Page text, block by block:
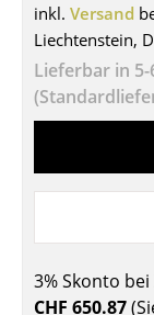
Couchtische
Sekretäre &
Stehtische
Kindertische
Gartentische
inkl. Versand
Liechtenstein,
Lieferbar in 5-
3% Skonto
CHF 650.87